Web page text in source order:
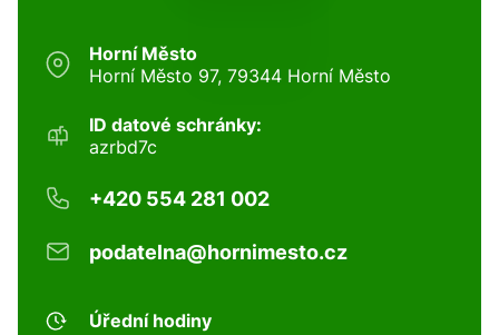
Horní Město
Horní Město 97, 79344 Horní Město
ID datové schránky:
azrbd7c
+420 554 281 002
podatelna@hornimesto.cz
Úřední hodiny